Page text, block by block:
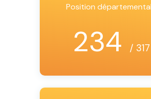
Position
234 / 317